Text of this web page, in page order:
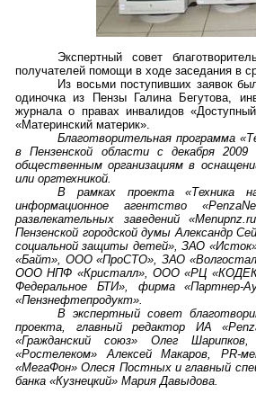
Экспертный совет
получателей помощи в ходе заседания в
Из восьми поступивших заявок
одиночка из Пензы Галина Бегутова,
журнала о правах инвалидов
«Материнский материк».
Благотворительная программа
в Пензенской области с декабря
общественным организациям в
или оргтехникой.
В рамках проекта «Техника
информационное агентство
развлекательных заведений
Пензенской городской думы Александр
социальной защиты детей», ЗАО
«Байт», ООО «ПроСТО», ЗАО
ООО НПФ «Кристалл», ООО «РЦ
Федеральное БТИ», фирма
«Пензнефтепродукт».
В экспертный совет
проекта, главный редактор ИА
«Гражданский союз» Олег
«Ростелеком» Алексей Макаров, PR-
«МегаФон» Олеся Постных и главный
банка «Кузнецкий» Мария Давыдова.